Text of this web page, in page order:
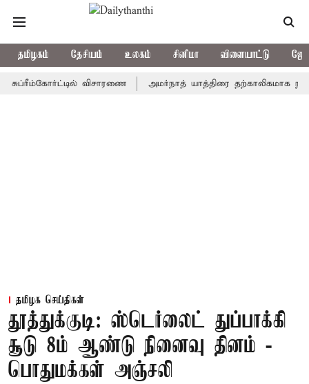
தமிழகம் தேசியம் உலகம் சினிமா விளையாட்டு
விசாரணை அமர்நாத் யாத்திரை தற்காலிகமாக நிறுத்தம்
தமிழக செய்திகள்
தூத்துக்குடி: ஸ்டெர்லைட் துப்பாக்கி
சூடு 8ம் ஆண்டு நினைவு தினம் -
பொதுமக்கள் அஞ்சலி